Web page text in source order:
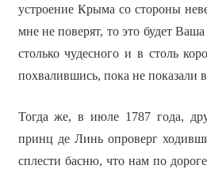
устроение Крыма со стороны
мне не поверят, то это будет
столько чудесного и в столь
похвалившись, пока не показали
Тогда же, в июле 1787 года,
принц де Линь опроверг
сплести басню, что нам по